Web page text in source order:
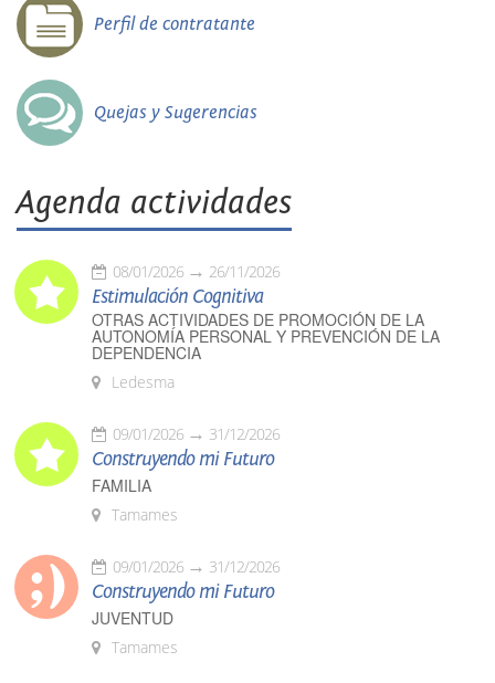
Perfil de contratante
Quejas y Sugerencias
Agenda actividades
08/01/2026 26/11/2026
Estimulación Cognitiva
OTRAS ACTIVIDADES DE PROMOCIÓN DE LA
AUTONOMÍA PERSONAL Y PREVENCIÓN DE LA
DEPENDENCIA
Ledesma
09/01/2026 31/12/2026
Construyendo mi Futuro
FAMILIA
Tamames
09/01/2026 31/12/2026
Construyendo mi Futuro
JUVENTUD
Tamames